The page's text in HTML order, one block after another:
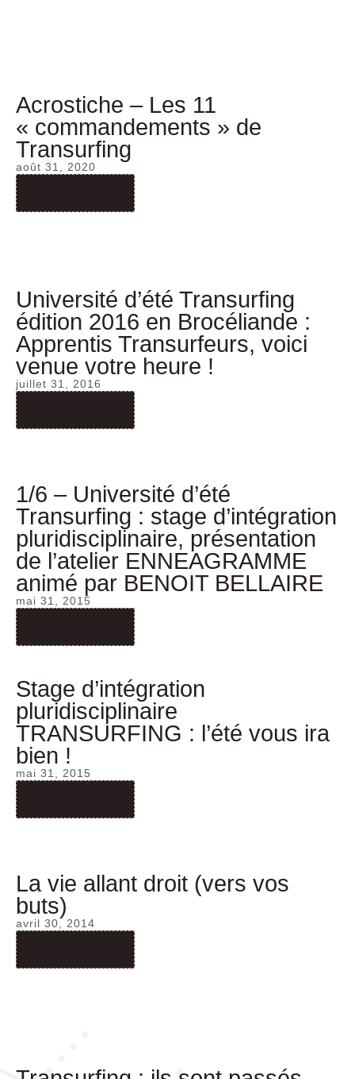
Acrostiche – Les 11
« commandements » de
Transurfing
août 31, 2020
Université d’été Transurfing
édition 2016 en Brocéliande :
Apprentis Transurfeurs, voici
venue votre heure !
juillet 31, 2016
1/6 – Université d’été
Transurfing : stage d’intégration
pluridisciplinaire, présentation
de l’atelier ENNEAGRAMME
animé par BENOIT BELLAIRE
mai 31, 2015
Stage d’intégration
pluridisciplinaire
TRANSURFING : l’été vous ira
bien !
mai 31, 2015
La vie allant droit (vers vos
buts)
avril 30, 2014